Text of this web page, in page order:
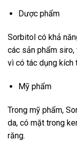
Dược phẩm
Sorbitol có khả
các sản phẩm siro,
vì có tác dụng kích
Mỹ phẩm
Trong mỹ phẩm,
da, có mặt trong
răng.